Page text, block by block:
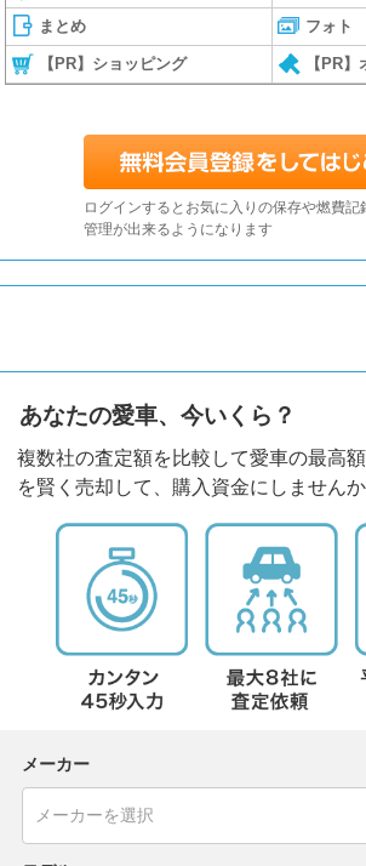
まとめ フォト
【PR】ショッピング 【PR
ログインするとお気に入りの保存や燃費記
管理が出来るようになります
あなたの愛車、今いくら？
複数社の査定額を比較して愛車の最高
を賢く売却して、購入資金にしませんか
メーカー